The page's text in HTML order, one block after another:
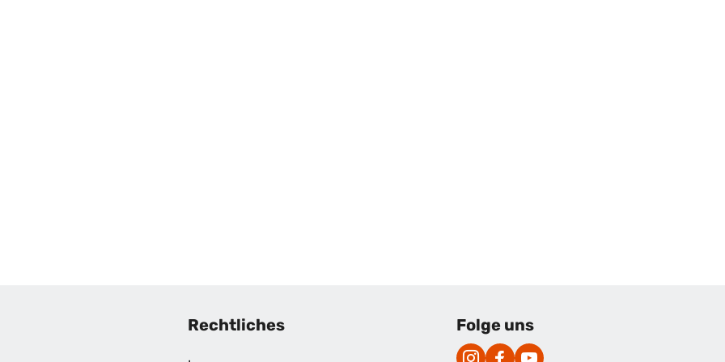
Rechtliches Folge uns